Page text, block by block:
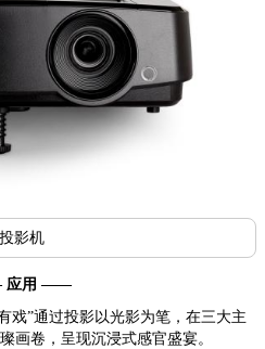
投影机
用 ——
戏”通过投影以光影为笔，在三大主
画卷，呈现沉浸式感官盛宴。